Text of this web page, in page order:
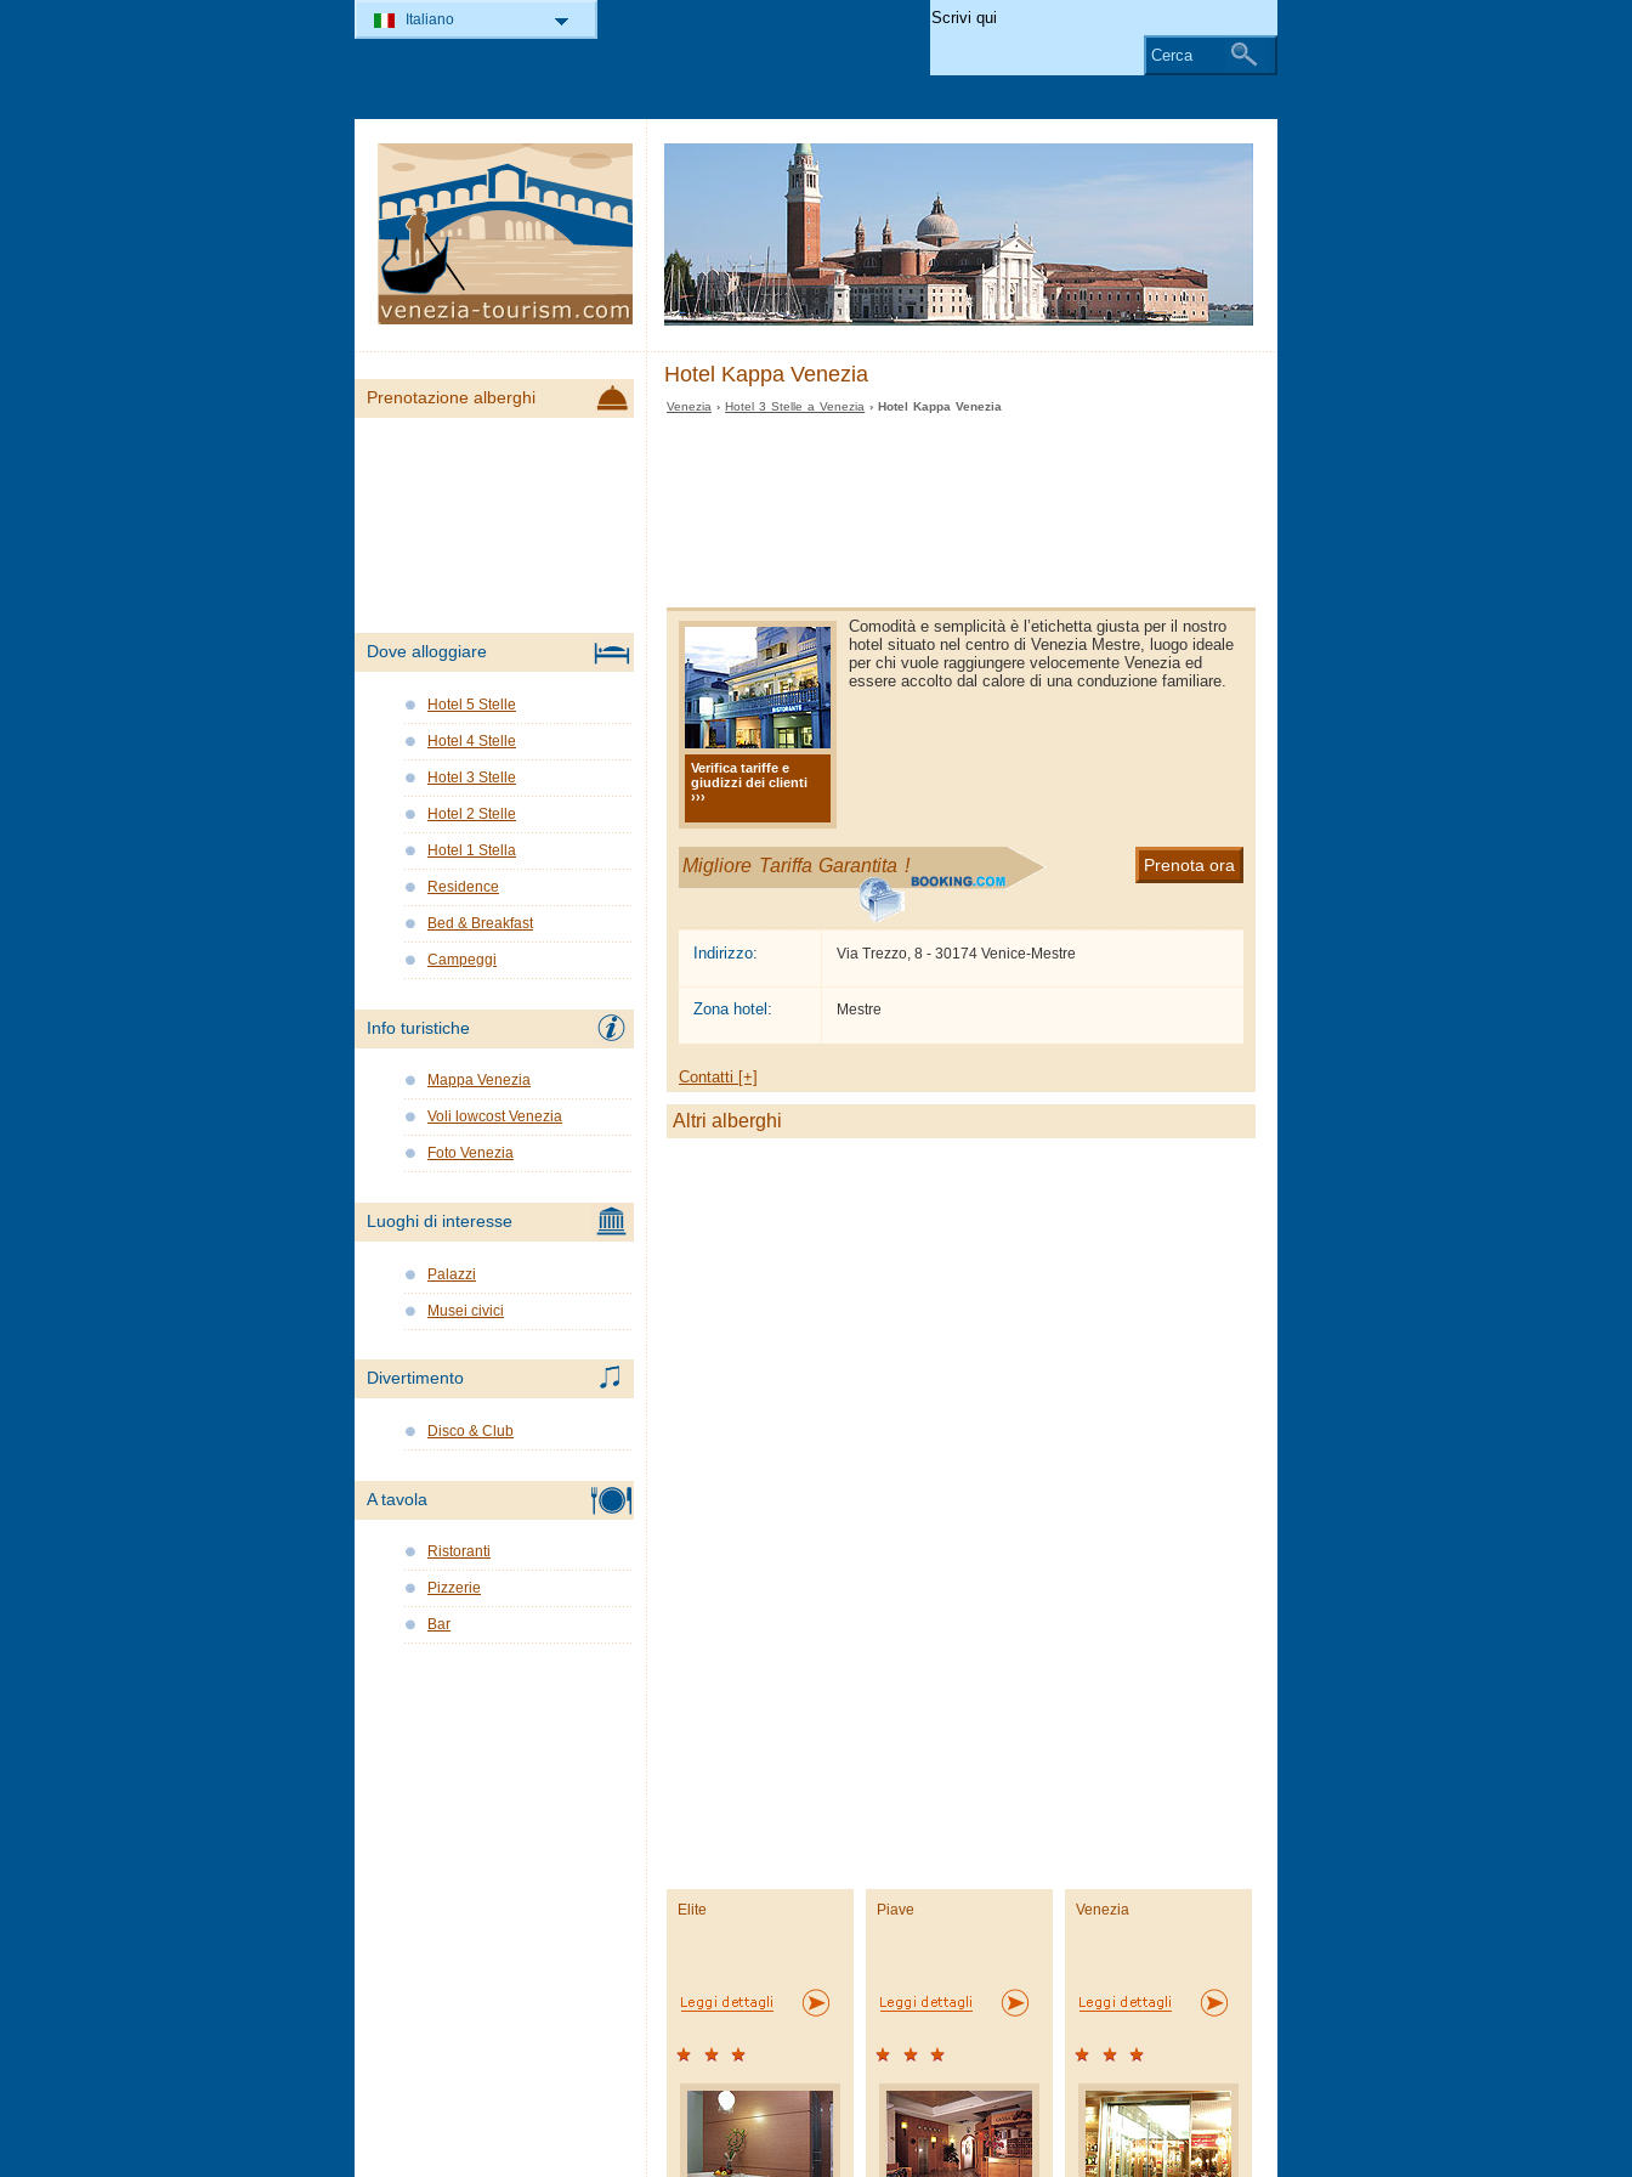
Hotel Kappa Venezia
Venezia ›Hotel 3 Stelle a Venezia › Hotel Kappa Venezia
Verifica tariffe e
giudizzi dei clienti
›››
Comodità e semplicità è l’etichetta giusta per il nostro
hotel situato nel centro di Venezia Mestre, luogo ideale
per chi vuole raggiungere velocemente Venezia ed
essere accolto dal calore di una conduzione familiare.
Migliore Tariffa Garantita ! Prenota ora
Indirizzo: Via Trezzo, 8 - 30174 Venice-Mestre
Zona hotel: Mestre
Contatti [+]
Altri alberghi
Elite Piave Venezia
Prenotazione alberghi
Dove alloggiare
Hotel 5 Stelle
Hotel 4 Stelle
Hotel 3 Stelle
Hotel 2 Stelle
Hotel 1 Stella
Residence
Bed & Breakfast
Campeggi
Info turistiche
Mappa Venezia
Voli lowcost Venezia
Foto Venezia
Luoghi di interesse
Palazzi
Musei civici
Divertimento
Disco & Club
A tavola
Ristoranti
Pizzerie
Bar
Italiano
Cerca